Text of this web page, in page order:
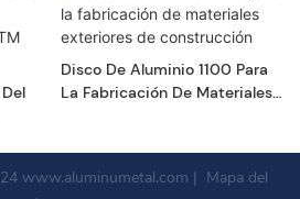
Disco De Aluminio 1100 Para
La Fabricación De Materiales
www.aluminumetal.com | Mapa del